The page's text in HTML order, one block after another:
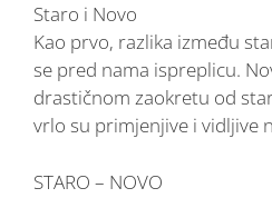
Staro i Novo
Kao prvo, razlika između
se pred nama ispreplicu.
drastičnom zaokretu od
vrlo su primjenjive i vidljive
STARO – NOVO